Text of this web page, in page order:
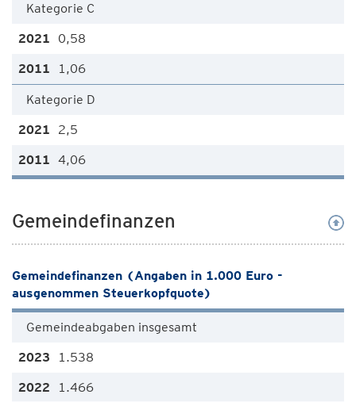
Kategorie C
0,58
1,06
Kategorie D
2,5
4,06
Gemeindefinanzen
Gemeindefinanzen (Angaben in 1.000 Euro -
ausgenommen Steuerkopfquote)
Gemeindeabgaben insgesamt
1.538
1.466